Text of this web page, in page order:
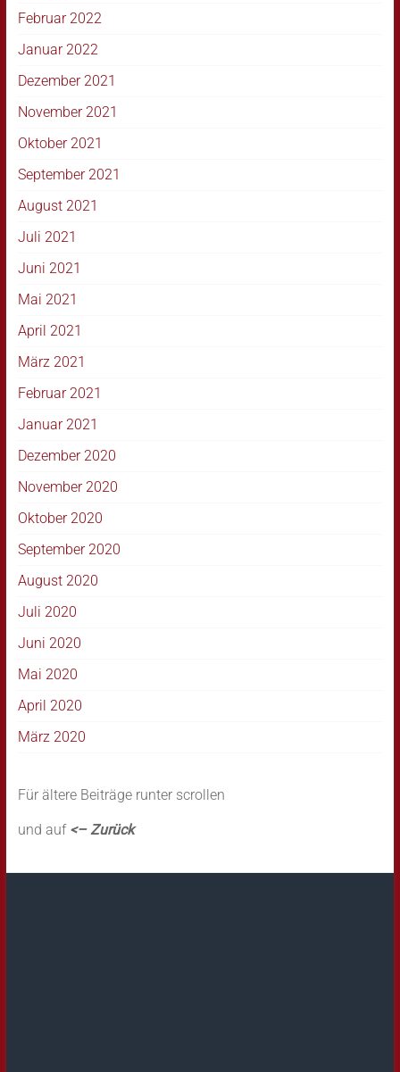
Februar 2022
Januar 2022
Dezember 2021
November 2021
Oktober 2021
September 2021
August 2021
Juli 2021
Juni 2021
Mai 2021
April 2021
März 2021
Februar 2021
Januar 2021
Dezember 2020
November 2020
Oktober 2020
September 2020
August 2020
Juli 2020
Juni 2020
Mai 2020
April 2020
März 2020
Für ältere Beiträge runter scrollen
und auf <– Zurück